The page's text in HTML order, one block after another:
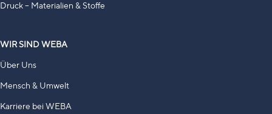
Druck – Materialien & Stoffe
WIR SIND WEBA
Über Uns
Mensch & Umwelt
Karriere bei WEBA